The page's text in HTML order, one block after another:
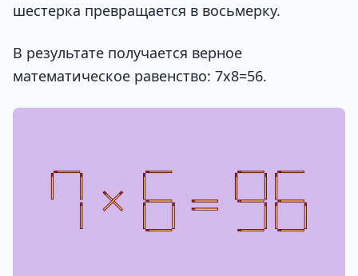
шестерка превращается в восьмерку.
В результате получается верное
математическое равенство: 7х8=56.